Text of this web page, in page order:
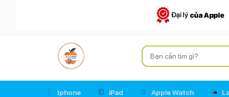
Iphone iPad Apple Watch